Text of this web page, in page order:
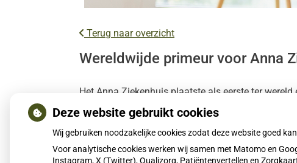
Terug naar overzicht
Wereldwijde primeur voor Anna
Het Anna Ziekenhuis plaatste als eerste ter
zware operatie voorkomen en herstel verkorten.
Lees het hele artikel op: Nationale zorggids
Publicatiedatum:19-01-2026
Deze website gebruikt cookies
Wij gebruiken noodzakelijke cookies zodat deze website goed
Voor analytische cookies werken wij samen met Matomo en
Instagram, X (Twitter), Qualizorg, Patiëntenvertellen en